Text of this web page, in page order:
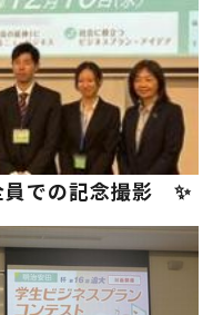
での記念撮影 ✨